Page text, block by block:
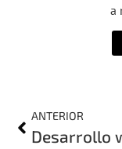
a
ANTERIOR